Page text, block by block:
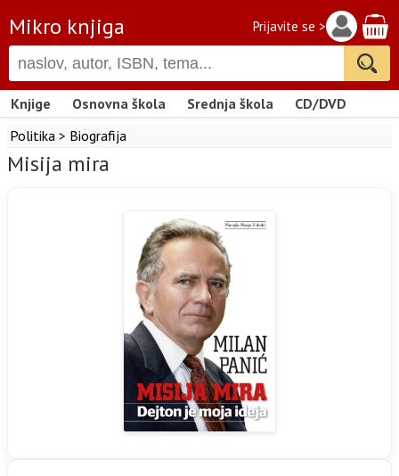
Mikro knjiga Prijavite se >
Knjige Osnovna škola Srednja škola
CD/DVD
Politika > Biografija
Misija mira